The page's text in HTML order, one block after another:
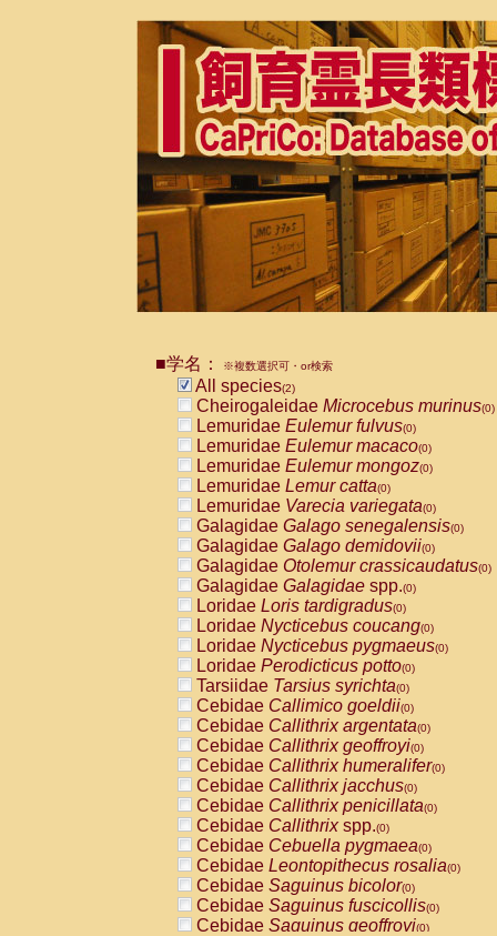
■学名： ※複数選択可・or検索
All species(2)
Cheirogaleidae Microcebus murinus(0)
Lemuridae Eulemur fulvus(0)
Lemuridae Eulemur macaco(0)
Lemuridae Eulemur mongoz(0)
Lemuridae Lemur catta(0)
Lemuridae Varecia variegata(0)
Galagidae Galago senegalensis(0)
Galagidae Galago demidovii(0)
Galagidae Otolemur crassicaudatus(0)
Galagidae Galagidae spp.(0)
Loridae Loris tardigradus(0)
Loridae Nycticebus coucang(0)
Loridae Nycticebus pygmaeus(0)
Loridae Perodicticus potto(0)
Tarsiidae Tarsius syrichta(0)
Cebidae Callimico goeldii(0)
Cebidae Callithrix argentata(0)
Cebidae Callithrix geoffroyi(0)
Cebidae Callithrix humeralifer(0)
Cebidae Callithrix jacchus(0)
Cebidae Callithrix penicillata(0)
Cebidae Callithrixspp.(0)
Cebidae Cebuella pygmaea(0)
Cebidae Leontopithecus rosalia(0)
Cebidae Saguinus bicolor(0)
Cebidae Saguinus fuscicollis(0)
Cebidae Saguinus geoffroyi(0)